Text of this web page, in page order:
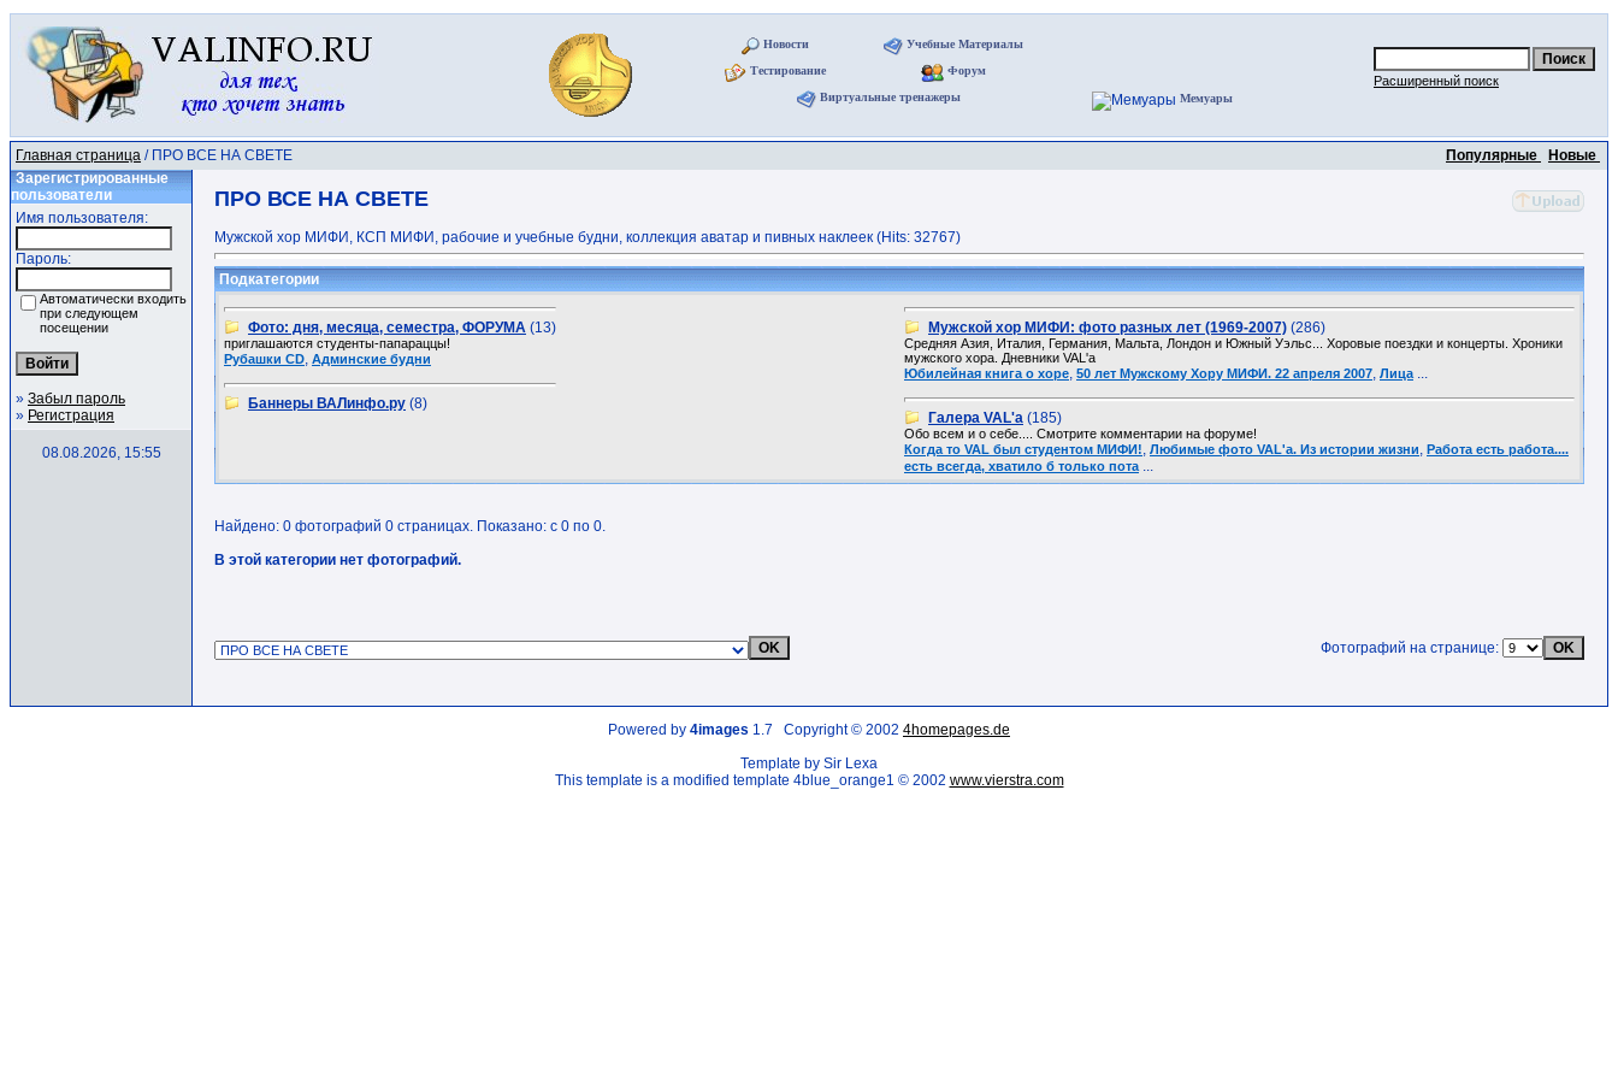
Новости
Учебные Материалы
Тестирование
Форум
Виртуальные тренажеры
Мемуары
Расширенный поиск
Главная страница / ПРО ВСЕ НА СВЕТЕ Популярные
Новые
Зарегистрированные
пользователи
Имя пользователя:
Пароль:
Автоматически входить
при следующем
посещении
» Забыл пароль
» Регистрация
08.08.2026, 15:55
ПРО ВСЕ НА СВЕТЕ
Мужской хор МИФИ, КСП МИФИ, рабочие и учебные будни, коллекция аватар и пивных наклеек (Hits: 32767)
Подкатегории
Фото: дня, месяца, семестра, ФОРУМА (13)
приглашаются студенты-папараццы!
Рубашки CD, Админские будни
Баннеры ВАЛинфо.ру (8)
Мужской хор МИФИ: фото разных лет (1969-2007) (286)
Средняя Азия, Италия, Германия, Мальта, Лондон и Южный Уэльс... Хоровые поездки и концерты. Хроники
мужского хора. Дневники VAL'a
Юбилейная книга о хоре, 50 лет Мужскому Хору МИФИ. 22 апреля 2007, Лица...
Галера VAL'a (185)
Обо всем и о себе.... Смотрите комментарии на форуме!
Когда то VAL был студентом МИФИ!, Любимые фото VAL'a. Из истории жизни, Работа есть работа....
есть всегда, хватило б только пота...
Найдено: 0 фотографий 0 страницах. Показано: с 0 по 0.
В этой категории нет фотографий.
Фотографий на странице:
Powered by 4images 1.7 Copyright © 2002 4homepages.de
Template by Sir Lexa
This template is a modified template 4blue_orange1 © 2002 www.vierstra.com